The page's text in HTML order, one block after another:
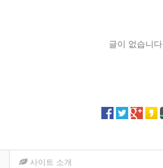
글이 없습니다.
사이트 소개